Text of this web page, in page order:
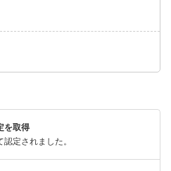
を取得
定されました。